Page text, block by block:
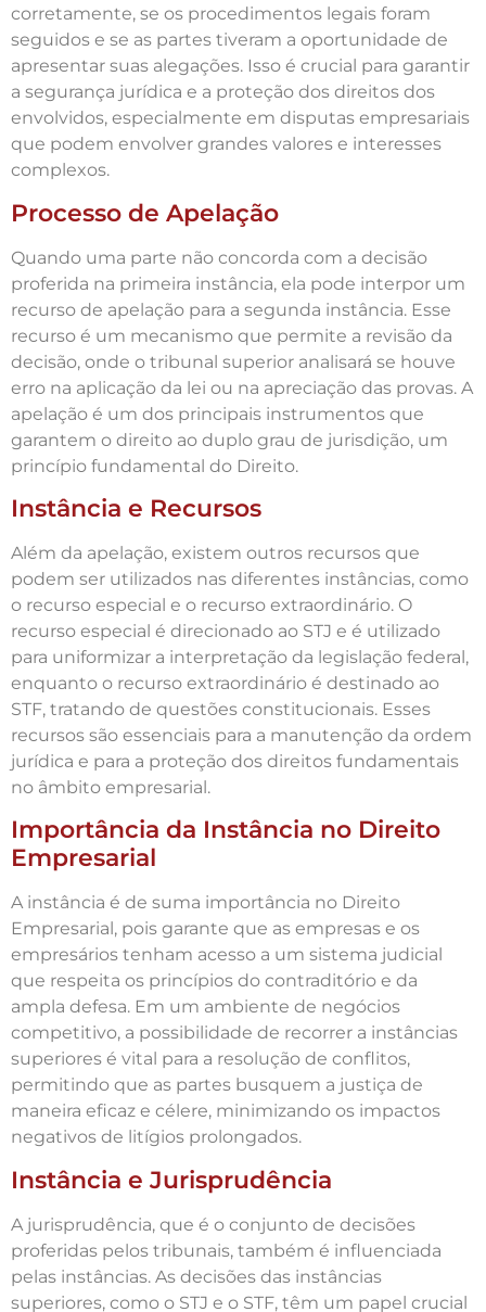
corretamente, se os procedimentos legais foram
seguidos e se as partes tiveram a oportunidade de
apresentar suas alegações. Isso é crucial para garantir
a segurança jurídica e a proteção dos direitos dos
envolvidos, especialmente em disputas empresariais
que podem envolver grandes valores e interesses
complexos.
Processo de Apelação
Quando uma parte não concorda com a decisão
proferida na primeira instância, ela pode interpor um
recurso de apelação para a segunda instância. Esse
recurso é um mecanismo que permite a revisão da
decisão, onde o tribunal superior analisará se houve
erro na aplicação da lei ou na apreciação das provas. A
apelação é um dos principais instrumentos que
garantem o direito ao duplo grau de jurisdição, um
princípio fundamental do Direito.
Instância e Recursos
Além da apelação, existem outros recursos que
podem ser utilizados nas diferentes instâncias, como
o recurso especial e o recurso extraordinário. O
recurso especial é direcionado ao STJ e é utilizado
para uniformizar a interpretação da legislação federal,
enquanto o recurso extraordinário é destinado ao
STF, tratando de questões constitucionais. Esses
recursos são essenciais para a manutenção da ordem
jurídica e para a proteção dos direitos fundamentais
no âmbito empresarial.
Importância da Instância no Direito
Empresarial
A instância é de suma importância no Direito
Empresarial, pois garante que as empresas e os
empresários tenham acesso a um sistema judicial
que respeita os princípios do contraditório e da
ampla defesa. Em um ambiente de negócios
competitivo, a possibilidade de recorrer a instâncias
superiores é vital para a resolução de conflitos,
permitindo que as partes busquem a justiça de
maneira eficaz e célere, minimizando os impactos
negativos de litígios prolongados.
Instância e Jurisprudência
A jurisprudência, que é o conjunto de decisões
proferidas pelos tribunais, também é influenciada
pelas instâncias. As decisões das instâncias
superiores, como o STJ e o STF, têm um papel crucial